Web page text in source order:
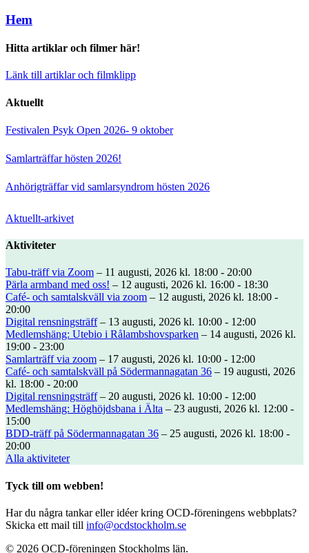
Hem
Hitta artiklar och filmer här!
Länk till artiklar och filmklipp
Aktuellt
Festivalen Psyk Open 2026- 9 oktober
Samlarträffar hösten 2026!
Anhörigträffar vid samlarsyndrom hösten 2026
Aktuellt-arkivet
Aktiviteter
Tabu-träff via Zoom – 11 augusti, 2026 kl. 18:00 - 20:00
Pärla armband med oss! – 12 augusti, 2026 kl. 16:00 - 18:30
Café- och samtalskväll via zoom – 12 augusti, 2026 kl. 18:00 -
20:00
Digital rensningsträff– 13 augusti, 2026 kl. 10:00 - 12:00
Medlemshäng: Utebio i Rålambshovsparken – 14 augusti, 2026 kl.
19:00 - 23:00
Samlarträff via zoom – 17 augusti, 2026 kl. 10:00 - 12:00
Café- och samtalskväll på Södermannagatan 36 – 19 augusti, 2026
kl. 18:00 - 20:00
Digital rensningsträff– 20 augusti, 2026 kl. 10:00 - 12:00
Medlemshäng: Höghöjdsbana i Älta – 23 augusti, 2026 kl. 12:00 -
15:00
BDD-träff på Södermannagatan 36 – 25 augusti, 2026 kl. 18:00 -
20:00
Alla aktiviteter
Tyck till om webben!
Har du några tankar eller idéer kring OCD-föreningens webbplats?
Skicka ett mail till info@ocdstockholm.se
© 2026 OCD-föreningen Stockholms län.